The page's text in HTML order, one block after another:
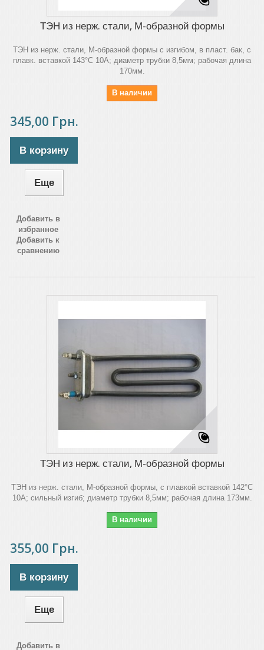
ТЭН из нерж. стали, М-образной формы
ТЭН из нерж. стали, М-образной формы с изгибом, в пласт. бак, с
плавк. вставкой 143°C 10A; диаметр трубки 8,5мм; рабочая длина
170мм.
В наличии
345,00 Грн.
В корзину
Еще
Добавить в
избранное
Добавить к
сравнению
ТЭН из нерж. стали, М-образной формы
ТЭН из нерж. стали, М-образной формы, с плавкой вставкой 142°C
10A; сильный изгиб; диаметр трубки 8,5мм; рабочая длина 173мм.
В наличии
355,00 Грн.
В корзину
Еще
Добавить в